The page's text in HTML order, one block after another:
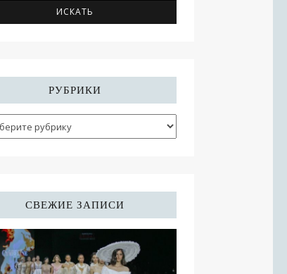
РУБРИКИ
СВЕЖИЕ ЗАПИСИ